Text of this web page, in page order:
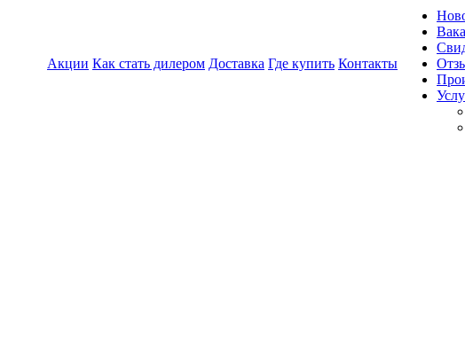
Акции Как стать дилером Доставка Где купить Контакты